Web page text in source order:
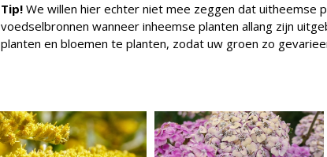
Tip! We willen hier echter niet mee zeggen dat uitheemse
voedselbronnen wanneer inheemse planten allang zijn
planten en bloemen te planten, zodat uw groen zo